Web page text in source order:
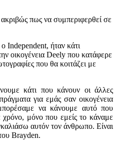
πως να συμπεριφερθεί σε
Independent, ήταν κάτι
οικογένεια Deely που κατάφερε
που θα κοιτάζει με
κάτι που κάνουν οι άλλες
για εμάς σαν οικογένεια
να κάνουμε αυτό που
μόνο που εμείς το κάναμε
αυτόν τον άνθρωπο. Είναι
Brayden.